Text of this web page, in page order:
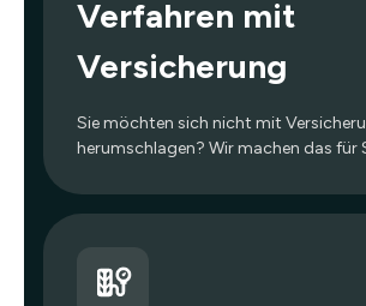
Verfahren mit
Versicherung
Sie möchten sich nicht mit
herumschlagen? Wir machen das für